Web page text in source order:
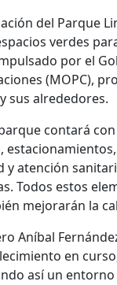
del Parque
verdes
por el
(MOPC),
sus alrededores.
contará
y atención
Todos estos
mejorarán la
Aníbal
en
así un